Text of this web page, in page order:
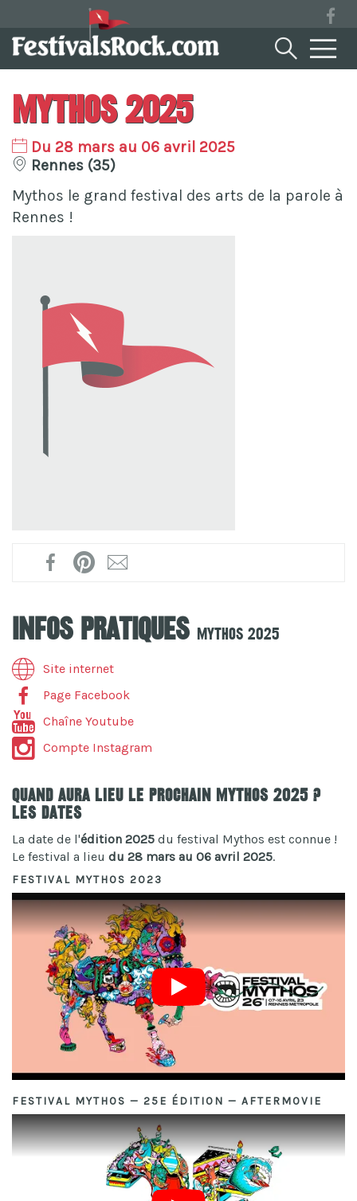
Mythos 2025
Du 28 mars au 06 avril 2025
Rennes (35)
Mythos le grand festival des arts de la parole à
Rennes !
Infos pratiques Mythos 2025
Site internet
Page Facebook
Chaîne Youtube
Compte Instagram
Quand aura lieu le prochain Mythos 2025 ?
Les dates
La date de l'édition 2025 du festival Mythos est connue !
Le festival a lieu du 28 mars au 06 avril 2025.
FESTIVAL MYTHOS 2023
FESTIVAL MYTHOS — 25E ÉDITION — AFTERMOVIE